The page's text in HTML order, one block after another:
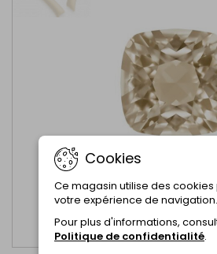
Cookies
Ce magasin utilise des
votre expérience de navigation.
Pour plus d'informations,
Politique de confidentialité.